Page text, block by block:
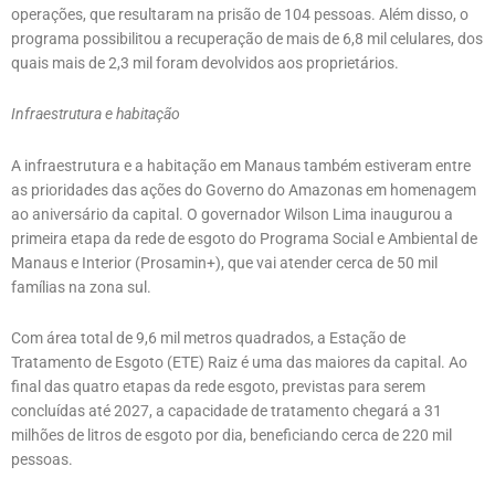
operações, que resultaram na prisão de 104 pessoas. Além disso, o
programa possibilitou a recuperação de mais de 6,8 mil celulares, dos
quais mais de 2,3 mil foram devolvidos aos proprietários.
Infraestrutura e habitação
A infraestrutura e a habitação em Manaus também estiveram entre
as prioridades das ações do Governo do Amazonas em homenagem
ao aniversário da capital. O governador Wilson Lima inaugurou a
primeira etapa da rede de esgoto do Programa Social e Ambiental de
Manaus e Interior (Prosamin+), que vai atender cerca de 50 mil
famílias na zona sul.
Com área total de 9,6 mil metros quadrados, a Estação de
Tratamento de Esgoto (ETE) Raiz é uma das maiores da capital. Ao
final das quatro etapas da rede esgoto, previstas para serem
concluídas até 2027, a capacidade de tratamento chegará a 31
milhões de litros de esgoto por dia, beneficiando cerca de 220 mil
pessoas.